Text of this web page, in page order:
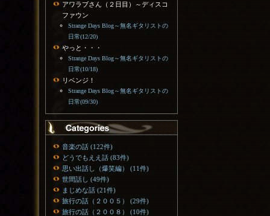
アワラブさん（２日目）～ディスコ
ファウン
Strange Days Blog～無名ギタリストの
日常(12/20)
やっと・・・
Strange Days Blog～無名ギタリストの
日常(10/18)
リベンジ！
Strange Days Blog～無名ギタリストの
日常(09/30)
音楽の話 (122件)
どうでもええ話 (83件)
思い出話し（爆笑編） (11件)
世間話し (49件)
まじめな話 (21件)
旅行の話（２００５） (29件)
旅行の話（２００８） (10件)